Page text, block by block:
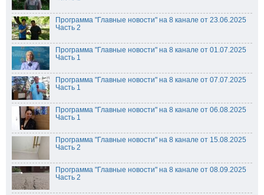
Программа "Главные новости" на 8 канале от 23.06.2025
Часть 2
Программа "Главные новости" на 8 канале от 01.07.2025
Часть 1
Программа "Главные новости" на 8 канале от 07.07.2025
Часть 1
Программа "Главные новости" на 8 канале от 06.08.2025
Часть 1
Программа "Главные новости" на 8 канале от 15.08.2025
Часть 2
Программа "Главные новости" на 8 канале от 08.09.2025
Часть 2